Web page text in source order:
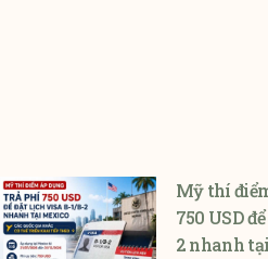
Mỹ thí
750 USD
2 nhanh